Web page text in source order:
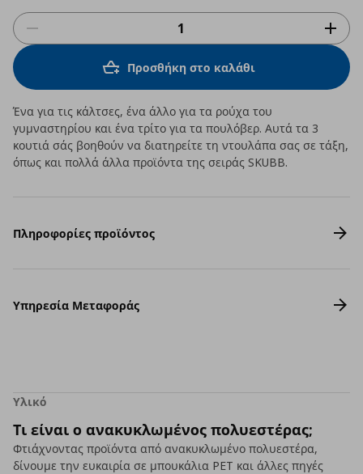
Προσθήκη στο καλάθι
Ένα για τις κάλτσες, ένα άλλο για τα ρούχα του
γυμναστηρίου και ένα τρίτο για τα πουλόβερ. Αυτά τα 3
κουτιά σάς βοηθούν να διατηρείτε τη ντουλάπα σας σε τάξη,
όπως και πολλά άλλα προϊόντα της σειράς SKUBB.
Πληροφορίες προϊόντος
Υπηρεσία Μεταφοράς
Υλικό
Τι είναι ο ανακυκλωμένος πολυεστέρας;
Φτιάχνοντας προϊόντα από ανακυκλωμένο πολυεστέρα,
δίνουμε την ευκαιρία σε μπουκάλια PET και άλλες πηγές